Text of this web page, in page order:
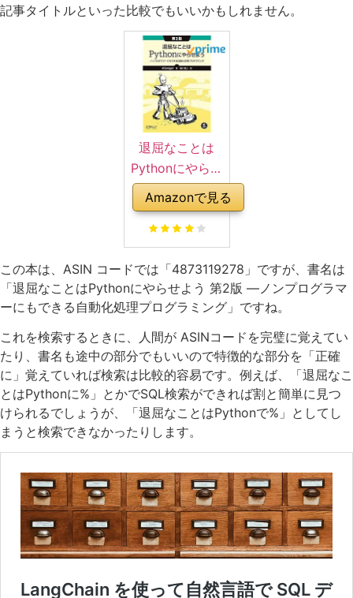
記事タイトルといった比較でもいいかもしれません。
退屈なことは
Pythonにやらせ
よう 第2版 ―ノ
ンプログラマー
にもできる自動
化処理プログラ
ミング
Amazonで見る
この本は、ASIN コードでは「4873119278」ですが、書名は
「退屈なことはPythonにやらせよう 第2版 ―ノンプログラマ
ーにもできる自動化処理プログラミング」ですね。
これを検索するときに、人間が ASINコードを完璧に覚えてい
たり、書名も途中の部分でもいいので特徴的な部分を「正確
に」覚えていれば検索は比較的容易です。例えば、「退屈なこ
とはPythonに%」とかでSQL検索ができれば割と簡単に見つ
けられるでしょうが、「退屈なことはPythonで%」としてし
まうと検索できなかったりします。